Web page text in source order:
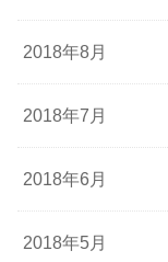
2018年8月
2018年7月
2018年6月
2018年5月